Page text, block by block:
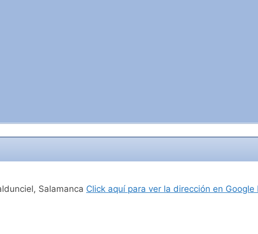
Salamanca Click aquí para ver la dirección en Google